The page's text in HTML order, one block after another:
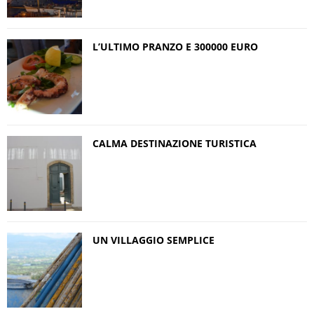
L’ULTIMO PRANZO E 300000 EURO
CALMA DESTINAZIONE TURISTICA
UN VILLAGGIO SEMPLICE